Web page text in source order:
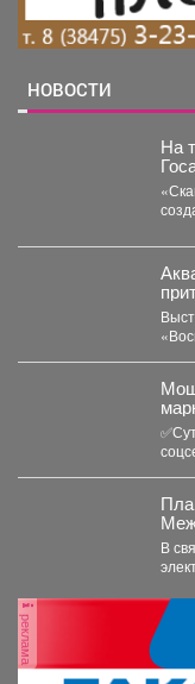
НОВОСТИ
На
В
реклама